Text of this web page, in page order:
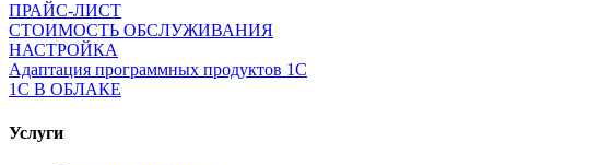
ПРАЙС-ЛИСТ
СТОИМОСТЬ ОБСЛУЖИВАНИЯ
НАСТРОЙКА
Адаптация программных продуктов 1С
1С В ОБЛАКЕ
Услуги